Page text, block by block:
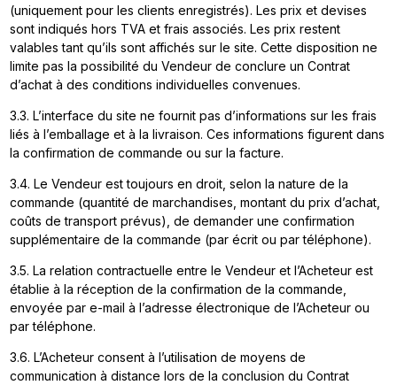
(uniquement pour les clients enregistrés). Les prix et devises
sont indiqués hors TVA et frais associés. Les prix restent
valables tant qu’ils sont affichés sur le site. Cette disposition ne
limite pas la possibilité du Vendeur de conclure un Contrat
d’achat à des conditions individuelles convenues.
3.3. L’interface du site ne fournit pas d’informations sur les frais
liés à l’emballage et à la livraison. Ces informations figurent dans
la confirmation de commande ou sur la facture.
3.4. Le Vendeur est toujours en droit, selon la nature de la
commande (quantité de marchandises, montant du prix d’achat,
coûts de transport prévus), de demander une confirmation
supplémentaire de la commande (par écrit ou par téléphone).
3.5. La relation contractuelle entre le Vendeur et l’Acheteur est
établie à la réception de la confirmation de la commande,
envoyée par e-mail à l’adresse électronique de l’Acheteur ou
par téléphone.
3.6. L’Acheteur consent à l’utilisation de moyens de
communication à distance lors de la conclusion du Contrat